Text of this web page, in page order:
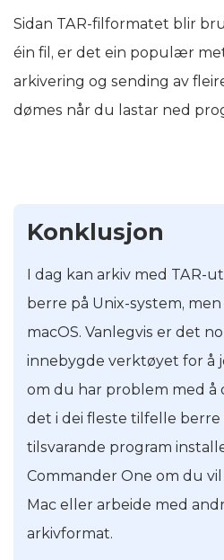
Sidan TAR-filformatet blir
éin fil, er det ein populær
arkivering og sending av
dømes når du lastar ned
Konklusjon
I dag kan arkiv med TAR-
berre på Unix-system,
macOS. Vanlegvis er det
innebygde verktøyet for å
om du har problem med å
det i dei fleste tilfelle
tilsvarande program
Commander One om du
Mac eller arbeide med
arkivformat.